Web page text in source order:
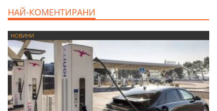
НАЙ-КОМЕНТИРАНИ
НОВИНИ